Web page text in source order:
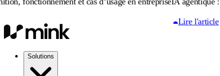
Lire l'article
Solutions